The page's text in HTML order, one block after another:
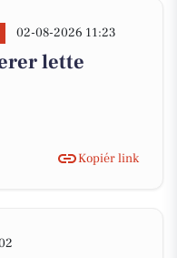
02-08-2026 11:23
lette
Kopiér link